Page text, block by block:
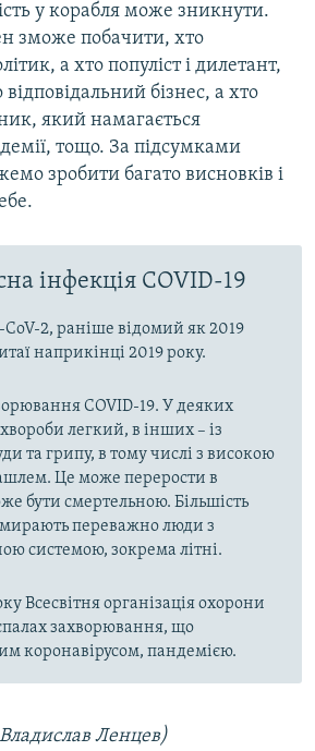
у корабля може зникнути.
зможе побачити, хто
а хто популіст і дилетант,
відповідальний бізнес, а хто
який намагається
тощо. За підсумками
зробити багато висновків і
інфекція COVID-19
CoV-2, раніше відомий як 2019
наприкінці 2019 року.
COVID-19. У деяких
легкий, в інших – із
та грипу, в тому числі з високою
Це може перерости в
бути смертельною. Більшість
переважно люди з
системою, зокрема літні.
Всесвітня організація охорони
захворювання, що
коронавірусом, пандемією.
Владислав Ленцев)